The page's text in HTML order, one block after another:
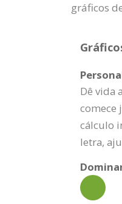
gráficos
Dê vida
comece
cálculo
letra,